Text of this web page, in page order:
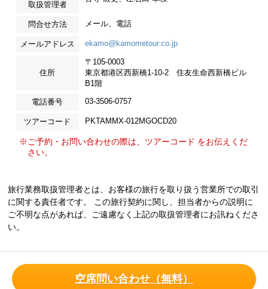
取扱管理者
問合せ方法 メール、電話
メールアドレス ekamo@kamometour.co.jp
住所
〒105-0003
東京都港区西新橋1-10-2 住友生命西新橋ビル
B1階
電話番号 03-3506-0757
ツアーコード PKTAMMX-012MGOCD20
※ご予約・お問い合わせの際は、ツアーコード をお伝えくだ
さい。
旅行業務取扱管理者とは、お客様の旅行を取り扱う営業所での取引
に関する責任者です。 この旅行契約に関し、担当者からの説明に
ご不明な点があれば、ご遠慮なく上記の取扱管理者にお訊ねくださ
い。
空席問い合わせ（無料）